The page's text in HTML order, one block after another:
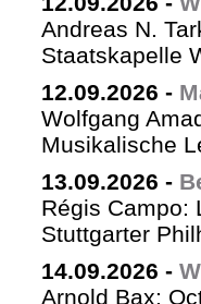
Andreas N.
Staatskapelle
12.09.2026 -
Wolfgang
Musikalische
13.09.2026 -
Régis Campo:
Stuttgarter
14.09.2026 -
Arnold Bax: